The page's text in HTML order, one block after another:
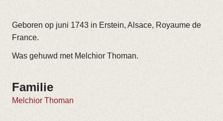
Geboren op juni 1743 in Erstein, Alsace, Royaume de
France.
Was gehuwd met Melchior Thoman.
Familie
Melchior Thoman